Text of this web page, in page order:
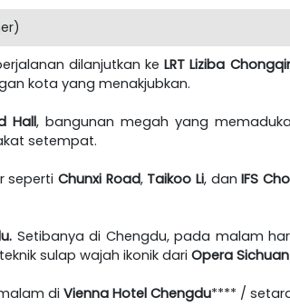
dilanjutkan keLRT Liziba
kota yang menakjubkan.
Hall, bangunan megah yang
setempat.
seperti Chunxi Road, Taikoo Li, danIFS
Setibanya di Chengdu, pada malam
sulap wajah ikonik dari Opera
di Vienna Hotel Chengdu**** /